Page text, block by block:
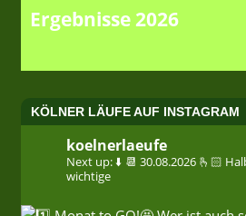
Ergebnisse 2026
KÖLNER LÄUFE AUF INSTAGRAM
koelnerlaeufe
Next up: ⬇️ 📆 30.08.2026 🫰🏻
wichtige